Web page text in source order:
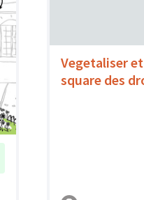
Vegetaliser
square des